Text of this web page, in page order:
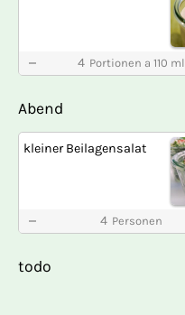
4 Portionen a 110 ml
Abend
kleiner Beilagensalat
4 Personen
todo